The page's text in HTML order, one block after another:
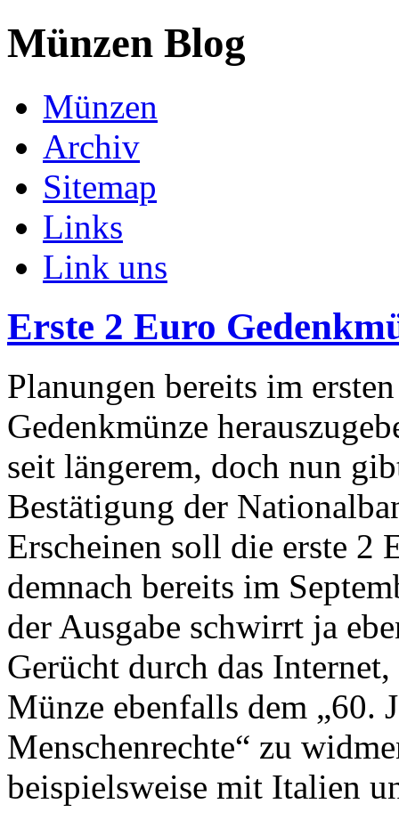
Münzen Blog
Münzen
Archiv
Sitemap
Links
Link uns
Erste 2 Euro
Planungen bereits im
Gedenkmünze
seit längerem, doch nun
Bestätigung der
Erscheinen soll die erste 2
demnach bereits im
der Ausgabe schwirrt ja
Gerücht durch das
Münze ebenfalls dem „60.
Menschenrechte“ zu
beispielsweise mit Italien